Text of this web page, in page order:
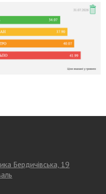
Бердичівська, 19